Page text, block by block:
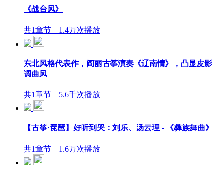
《战台风》
共1章节，1.4万次播放
东北风格代表作，阎丽古筝演奏《辽南情》，凸显皮影
调曲风
共1章节，5.6千次播放
【古筝·琵琶】好听到哭：刘乐、汤云理 - 《彝族舞曲》
共1章节，1.6万次播放